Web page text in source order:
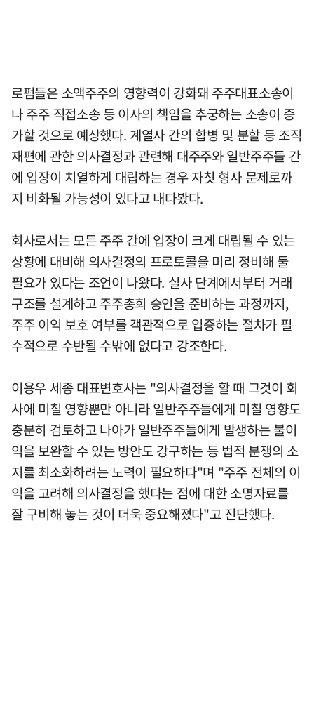
로펌들은 소액주주의 영향력이 강화돼 주주대표소송이
나 주주 직접소송 등 이사의 책임을 추궁하는 소송이 증
가할 것으로 예상했다. 계열사 간의 합병 및 분할 등 조직
재편에 관한 의사결정과 관련해 대주주와 일반주주들 간
에 입장이 치열하게 대립하는 경우 자칫 형사 문제로까
지 비화될 가능성이 있다고 내다봤다.
회사로서는 모든 주주 간에 입장이 크게 대립될 수 있는
상황에 대비해 의사결정의 프로토콜을 미리 정비해 둘
필요가 있다는 조언이 나왔다. 실사 단계에서부터 거래
구조를 설계하고 주주총회 승인을 준비하는 과정까지,
주주 이익 보호 여부를 객관적으로 입증하는 절차가 필
수적으로 수반될 수밖에 없다고 강조한다.
이용우 세종 대표변호사는 "의사결정을 할 때 그것이 회
사에 미칠 영향뿐만 아니라 일반주주들에게 미칠 영향도
충분히 검토하고 나아가 일반주주들에게 발생하는 불이
익을 보완할 수 있는 방안도 강구하는 등 법적 분쟁의 소
지를 최소화하려는 노력이 필요하다"며 "주주 전체의 이
익을 고려해 의사결정을 했다는 점에 대한 소명자료를
잘 구비해 놓는 것이 더욱 중요해졌다"고 진단했다.